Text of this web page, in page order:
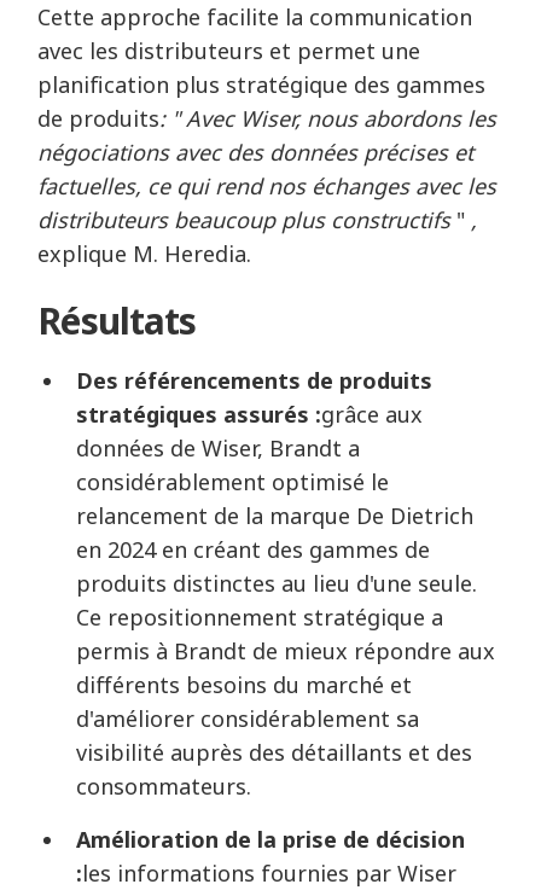
Cette approche facilite la communication
avec les distributeurs et permet une
planification plus stratégique des gammes
de produits: " Avec Wiser, nous abordons les
négociations avec des données précises et
factuelles, ce qui rend nos échanges avec les
distributeurs beaucoup plus constructifs" ,
explique M. Heredia.
Résultats
Des référencements de produits
stratégiques assurés :grâce aux
données de Wiser, Brandt a
considérablement optimisé le
relancement de la marque De Dietrich
en 2024 en créant des gammes de
produits distinctes au lieu d'une seule.
Ce repositionnement stratégique a
permis à Brandt de mieux répondre aux
différents besoins du marché et
d'améliorer considérablement sa
visibilité auprès des détaillants et des
consommateurs.
Amélioration de la prise de décision
:les informations fournies par Wiser